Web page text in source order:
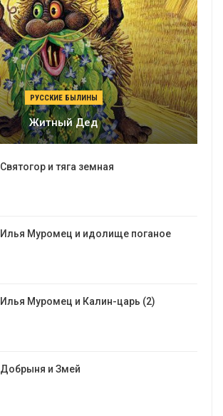
РУССКИЕ БЫЛИНЫ
Житный Дед
Святогор и тяга земная
Илья Муромец и идолище поганое
Илья Муромец и Калин-царь (2)
Добрыня и Змей